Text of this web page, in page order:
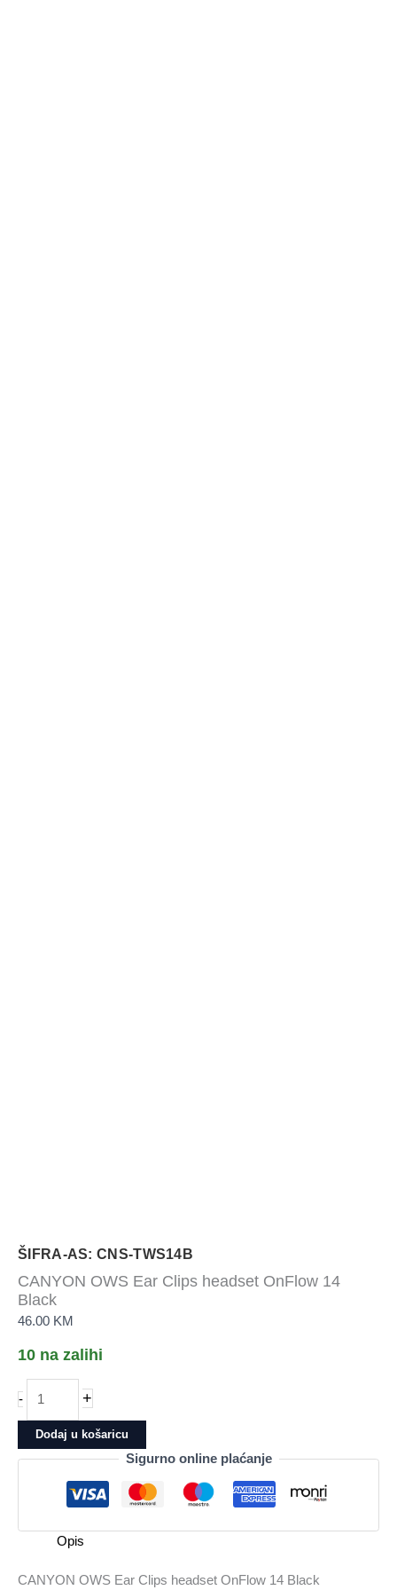
ŠIFRA-AS: CNS-TWS14B
CANYON OWS Ear Clips headset OnFlow 14
Black
46.00 KM
10 na zalihi
-
CANYON
OWS
Ear
Clips
OnFlow
Black
količina
+
Dodaj u košaricu
Sigurno online plaćanje
Opis
CANYON OWS Ear Clips headset OnFlow 14 Black